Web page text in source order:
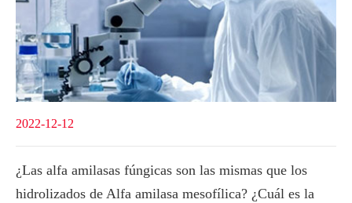
2022-12-12
¿Las alfa amilasas fúngicas son las mismas que los
hidrolizados de Alfa amilasa mesofílica? ¿Cuál es la